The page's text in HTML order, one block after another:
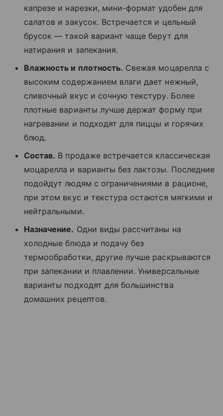
капрезе и нарезки, мини-формат удобен для
салатов и закусок. Встречается и цельный
брусок — такой вариант чаще берут для
натирания и запекания.
Влажность и плотность. Свежая моцарелла с
высоким содержанием влаги дает нежный,
сливочный вкус и сочную текстуру. Более
плотные варианты лучше держат форму при
нагревании и подходят для пиццы и горячих
блюд.
Состав. В продаже встречается классическая
моцарелла и варианты без лактозы. Последние
подойдут людям с ограничениями в рационе,
при этом вкус и текстура остаются мягкими и
нейтральными.
Назначение. Одни виды рассчитаны на
холодные блюда и подачу без
термообработки, другие лучше раскрываются
при запекании и плавлении. Универсальные
варианты подходят для большинства
домашних рецептов.